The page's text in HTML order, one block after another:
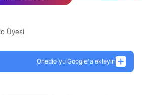
Üyesi
Onedio’yu Google'a ekleyin